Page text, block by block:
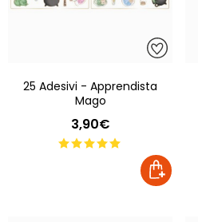
25 Adesivi - Apprendista
Mago
3,90€